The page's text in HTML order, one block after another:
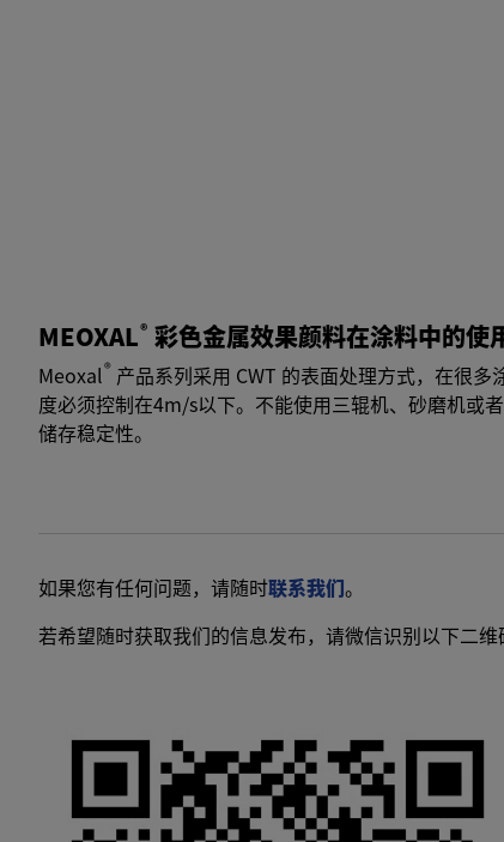
MEOXAL® 彩色金属效果颜料在涂料中的使
Meoxal® 产品系列采用 CWT 的表面处理方式，在很
度必须控制在4m/s以下。不能使用三辊机、砂磨机或
储存稳定性。
如果您有任何问题，请随时联系我们。
若希望随时获取我们的信息发布，请微信识别以下二